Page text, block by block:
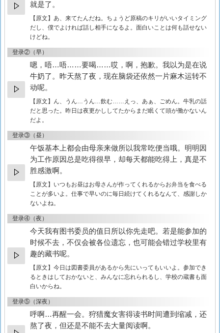
就是了。
【原文】 あ、来てたんだね。ちょうど原稿のキリがいいタイミング
だし、僕でよければ話し相手になるよ。面白いことは何も話せない
けどね。
登录②（早）
嗯，唔…唔……要喝……哎，啊，抱歉。我以为是在说
牛奶了。昨天熬了夜，现在脑袋还依然一片麻木运转不
动呢。
【原文】 ん、うん…うん…飲む……えっ、あぁ、ごめん。牛乳の話
だと思った。昨日は夜更かししてたからまだ眠くて頭が働かないん
だよ。
登录③（昼）
午饭基本上都会由母亲来做所以我常吃便当哦。明明因
为工作原因总是吃得很早，却每天都能吃得上，真是不
胜感激啊。
【原文】 いつもお昼はお母さんが作ってくれるからお弁当を食べる
ことが多いよ。仕事で早いのに毎日続けてくれるなんて、感謝しか
ないよね。
登录④（夜）
今天我有图书委员的值日所以你先走吧。若是能参加的
时候不去，不仅会被各位遗忘，也可能会错过学校里有
趣的藏书呢。
【原文】 今日は図書委員があるから先にいってもいいよ。参加でき
るときはしておかないと、みんなに忘れられるし、学校の蔵書も面
白いからね。
登录⑤（深夜）
呼啊…再醒一会。狩猎魔女害得读书时间遭到缩减，还
熬了夜，但还是不能不去大量阅读啊。